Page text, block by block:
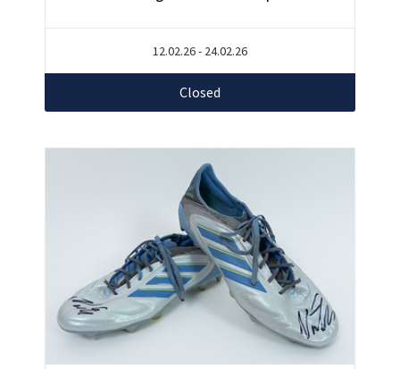
12.02.26 - 24.02.26
Closed